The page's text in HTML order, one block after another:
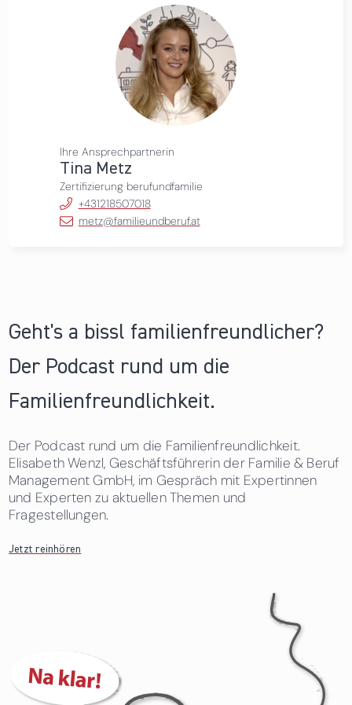
Ihre Ansprechpartnerin
Tina Metz
Zertifizierung berufundfamilie
+431218507018
metz@familieundberuf.at
Geht's a bissl familienfreundlicher?
Der Podcast rund um die
Familienfreundlichkeit.
Der Podcast rund um die Familienfreundlichkeit.
Elisabeth Wenzl, Geschäftsführerin der Familie & Beruf
Management GmbH, im Gespräch mit Expertinnen
und Experten zu aktuellen Themen und
Fragestellungen.
Jetzt reinhören